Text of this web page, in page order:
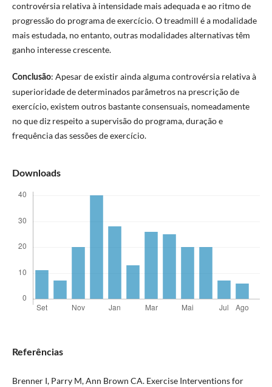
controvérsia relativa à intensidade mais adequada e ao ritmo de
progressão do programa de exercício. O treadmill é a modalidade
mais estudada, no entanto, outras modalidades alternativas têm
ganho interesse crescente.
Conclusão: Apesar de existir ainda alguma controvérsia relativa à
superioridade de determinados parâmetros na prescrição de
exercício, existem outros bastante consensuais, nomeadamente
no que diz respeito a supervisão do programa, duração e
frequência das sessões de exercício.
Downloads
Referências
Brenner I, Parry M, Ann Brown CA. Exercise Interventions for